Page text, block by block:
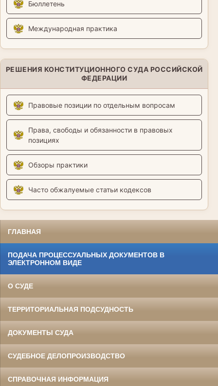
Бюллетень
Международная практика
РЕШЕНИЯ КОНСТИТУЦИОННОГО СУДА РОССИЙСКОЙ
ФЕДЕРАЦИИ
Правовые позиции по отдельным вопросам
Права, свободы и обязанности в правовых
позициях
Обзоры практики
Часто обжалуемые статьи кодексов
ГЛАВНАЯ
ПОДАЧА ПРОЦЕССУАЛЬНЫХ ДОКУМЕНТОВ В
ЭЛЕКТРОННОМ ВИДЕ
О СУДЕ
ТЕРРИТОРИАЛЬНАЯ ПОДСУДНОСТЬ
ДОКУМЕНТЫ СУДА
СУДЕБНОЕ ДЕЛОПРОИЗВОДСТВО
СПРАВОЧНАЯ ИНФОРМАЦИЯ